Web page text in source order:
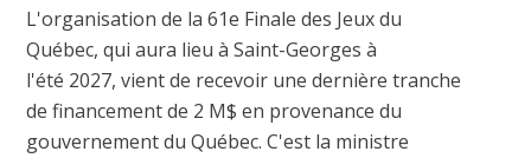
L'organisation de la 61e Finale des Jeux du
Québec, qui aura lieu à Saint-Georges à
l'été 2027, vient de recevoir une dernière tranche
de financement de 2 M$ en provenance du
gouvernement du Québec. C'est la ministre